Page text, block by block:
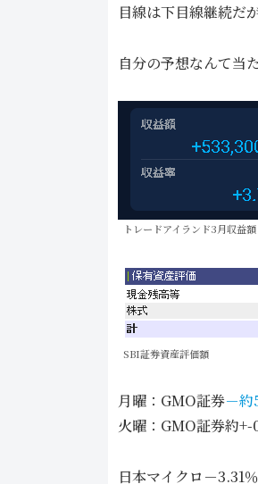
目線は下目線継続だ
自分の予想なんて当
トレードアイランド3月収益額
SBI証券資産評価額
月曜：GMO証券－
火曜：GMO証券
日本マイクロ－3.31